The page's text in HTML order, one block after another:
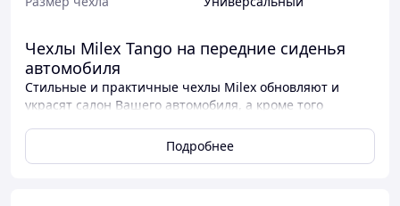
Чехлы Milex Tango на передние сиденья
автомобиля
Стильные и практичные чехлы Milex обновляют и
украсят салон Вашего автомобиля, а кроме того
Особенности автомобильных чехлов Milex
Подробнее